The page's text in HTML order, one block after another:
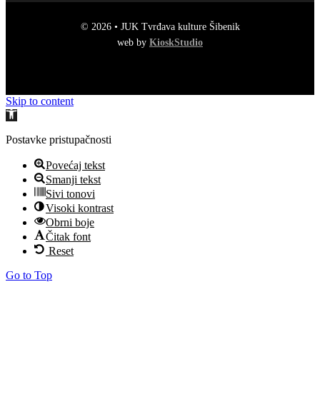
© 2026 • JUK Tvrđava kulture Šibenik
web by KioskStudio
Skip to content
Open
Postavke pristupačnosti
Povećaj tekst
Smanji tekst
Sivi tonovi
Visoki kontrast
Obrni boje
Čitak font
Reset
Go to Top